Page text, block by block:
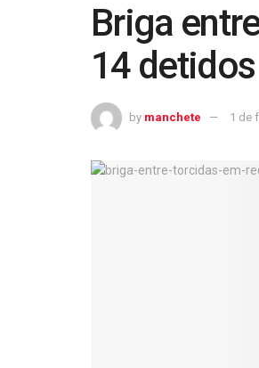
Briga
14
by manchete 1 de